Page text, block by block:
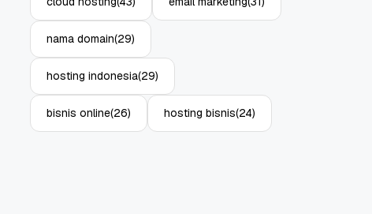
nama domain(29)
hosting indonesia(29)
bisnis online(26) hosting bisnis(24)